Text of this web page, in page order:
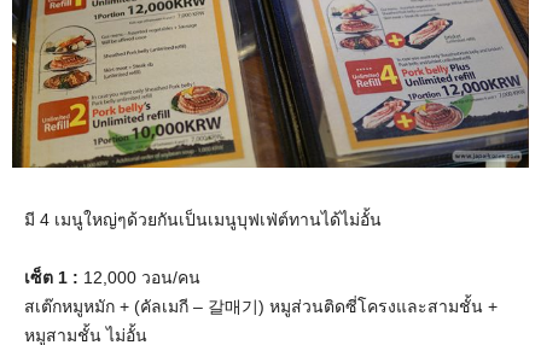
มี 4 เมนูใหญ่ๆด้วยกันเป็นเมนูบุฟเฟ่ต์ทานได้ไม่อั้น
เซ็ต 1 : 12,000 วอน/คน
สเต๊กหมูหมัก + (คัลเมกี – 갈매기) หมูส่วนติดซี่โครงและสามชั้น +
หมูสามชั้น ไม่อั้น